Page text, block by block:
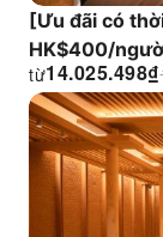
[Ưu đãi có
HK$400/
Bangkok +
Thương gia |
Chợ đêm
chân tại chợ
truyền thống
theo mùa +
₫
14.025.498
từ